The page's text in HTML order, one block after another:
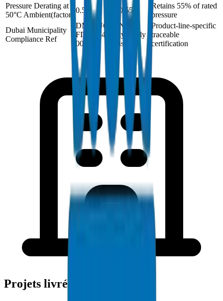
Pressure Derating at
50°C Ambient(factor
0.55 0.55
Retains 55% of rated
pressure
Dubai Municipality
Compliance Ref
DM-DUCT-
FIT-2024-
001
Not
typically
issued
Product-line-specific
traceable
certification
Projets livrés à Dubaï